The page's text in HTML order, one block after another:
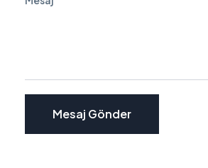
Mesaj Gönder